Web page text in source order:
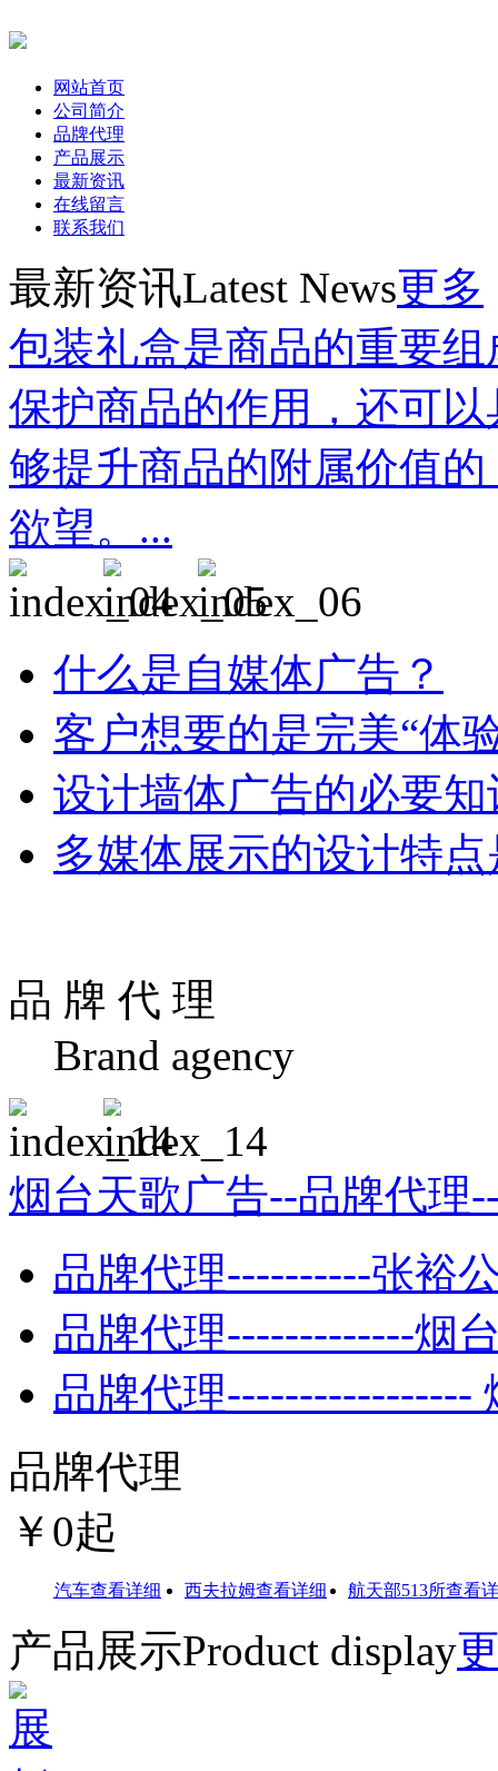
网站首页
公司简介
品牌代理
产品展示
最新资讯
在线留言
联系我们
最新资讯Latest News更多
包装礼盒是商品的重要
保护商品的作用，还可
够提升商品的附属价值
欲望。...
什么是自媒体广告？
客户想要的是完美“体
设计墙体广告的必要知
多媒体展示的设计特
品 牌 代 理
Brand agency
烟台天歌广告--品牌代理
品牌代理----------张裕
品牌代理-------------烟
品牌代理-----------------
品牌代理
￥ 0起
汽车查看详细 西夫拉姆查看详细 航天部513所查看详细
产品展示Product display